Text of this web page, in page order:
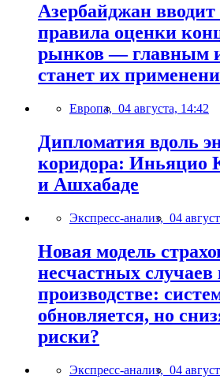
Азербайджан
правила оценки
рынков — главным
станет их
Европа, 04 августа, 14:42
Дипломатия вдоль
коридора: Иньяцио
и Ашхабаде
Экспресс-анализ, 04
Новая модель
несчастных случаев
производстве:
обновляется, но
риски?
Экспресс-анализ, 04